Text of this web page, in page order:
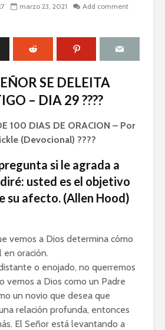
marzo 23, 2021
Add comment
SE DELEITA
– DIA 29 ????
100 DIAS DE ORACION – Por
(Devocional) ????
pregunta si le agrada a
diré: usted es el objetivo
su afecto. (Allen Hood)
vemos a Dios determina cómo
en oración.
o enojado, no querremos
vemos a Dios como un Padre
un novio que desea que
relación profunda, entonces
El Señor está levantando a